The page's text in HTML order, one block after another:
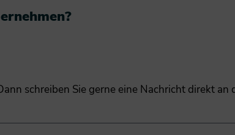
schreiben Sie gerne eine Nachricht direkt an